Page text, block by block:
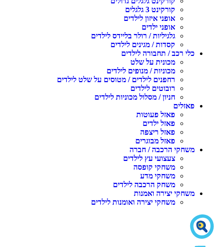
קורקינט 3 גלגלים
אופני איזון לילדים
אופני ילדים
גלגיליות / רולר בליידס לילדים
קסדות / מגינים לילדים
כלי רכב / תחבורה לילדים
מכונית על שלט
מכוניות / מנופים לילדים
רחפנים לילדים / מטוסים על שלט לילדים
רובוטים לילדים
חניון / מסלול מכוניות לילדים
פאזלים
פאזל פעוטות
פאזל ילדים
פאזל ריצפה
פאזל מבוגרים
משחקי הרכבה / חברה
צעצועי עץ לילדים
משחקי קופסה
משחקי מדע
משחק הרכבה לילדים
משחקי יצירה ואמנות
משחקי יצירה ואומנות לילדים